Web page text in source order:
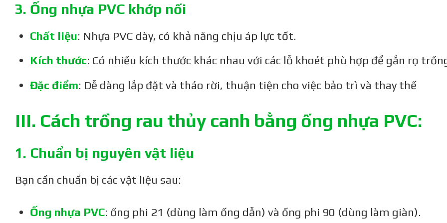
3. Ống nhựa PVC khớp nối
Chất liệu: Nhựa PVC dày, có khả năng chịu áp lực tốt.
Kích thước: Có nhiều kích thước khác nhau với các lỗ khoét phù hợp để gắn rọ
Đặc điểm: Dễ dàng lắp đặt và tháo rời, thuận tiện cho việc bảo trì và thay thế
III. Cách trồng rau thủy canh bằng ống nhựa PVC:
1. Chuẩn bị nguyên vật liệu
Bạn cần chuẩn bị các vật liệu sau:
Ống nhựa PVC: ống phi 21 (dùng làm ống dẫn) và ống phi 90 (dùng làm giàn).